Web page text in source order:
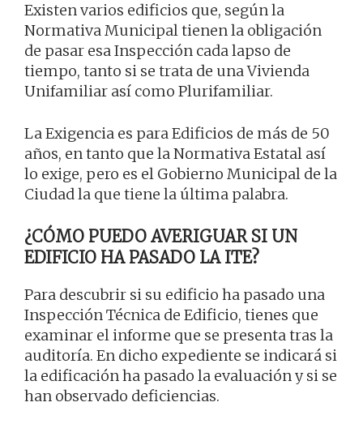
Existen varios edificios que, según la
Normativa Municipal tienen la obligación
de pasar esa Inspección cada lapso de
tiempo, tanto si se trata de una Vivienda
Unifamiliar así como Plurifamiliar.
La Exigencia es para Edificios de más de 50
años, en tanto que la Normativa Estatal así
lo exige, pero es el Gobierno Municipal de la
Ciudad la que tiene la última palabra.
¿CÓMO PUEDO AVERIGUAR SI UN
EDIFICIO HA PASADO LA ITE?
Para descubrir si su edificio ha pasado una
Inspección Técnica de Edificio, tienes que
examinar el informe que se presenta tras la
auditoría. En dicho expediente se indicará si
la edificación ha pasado la evaluación y si se
han observado deficiencias.